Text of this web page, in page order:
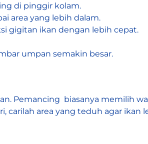
di pinggir kolam.
area yang lebih dalam.
gigitan ikan dengan lebih cepat.
umpan semakin besar.
Pemancing biasanya memilih
carilah area yang teduh agar ikan